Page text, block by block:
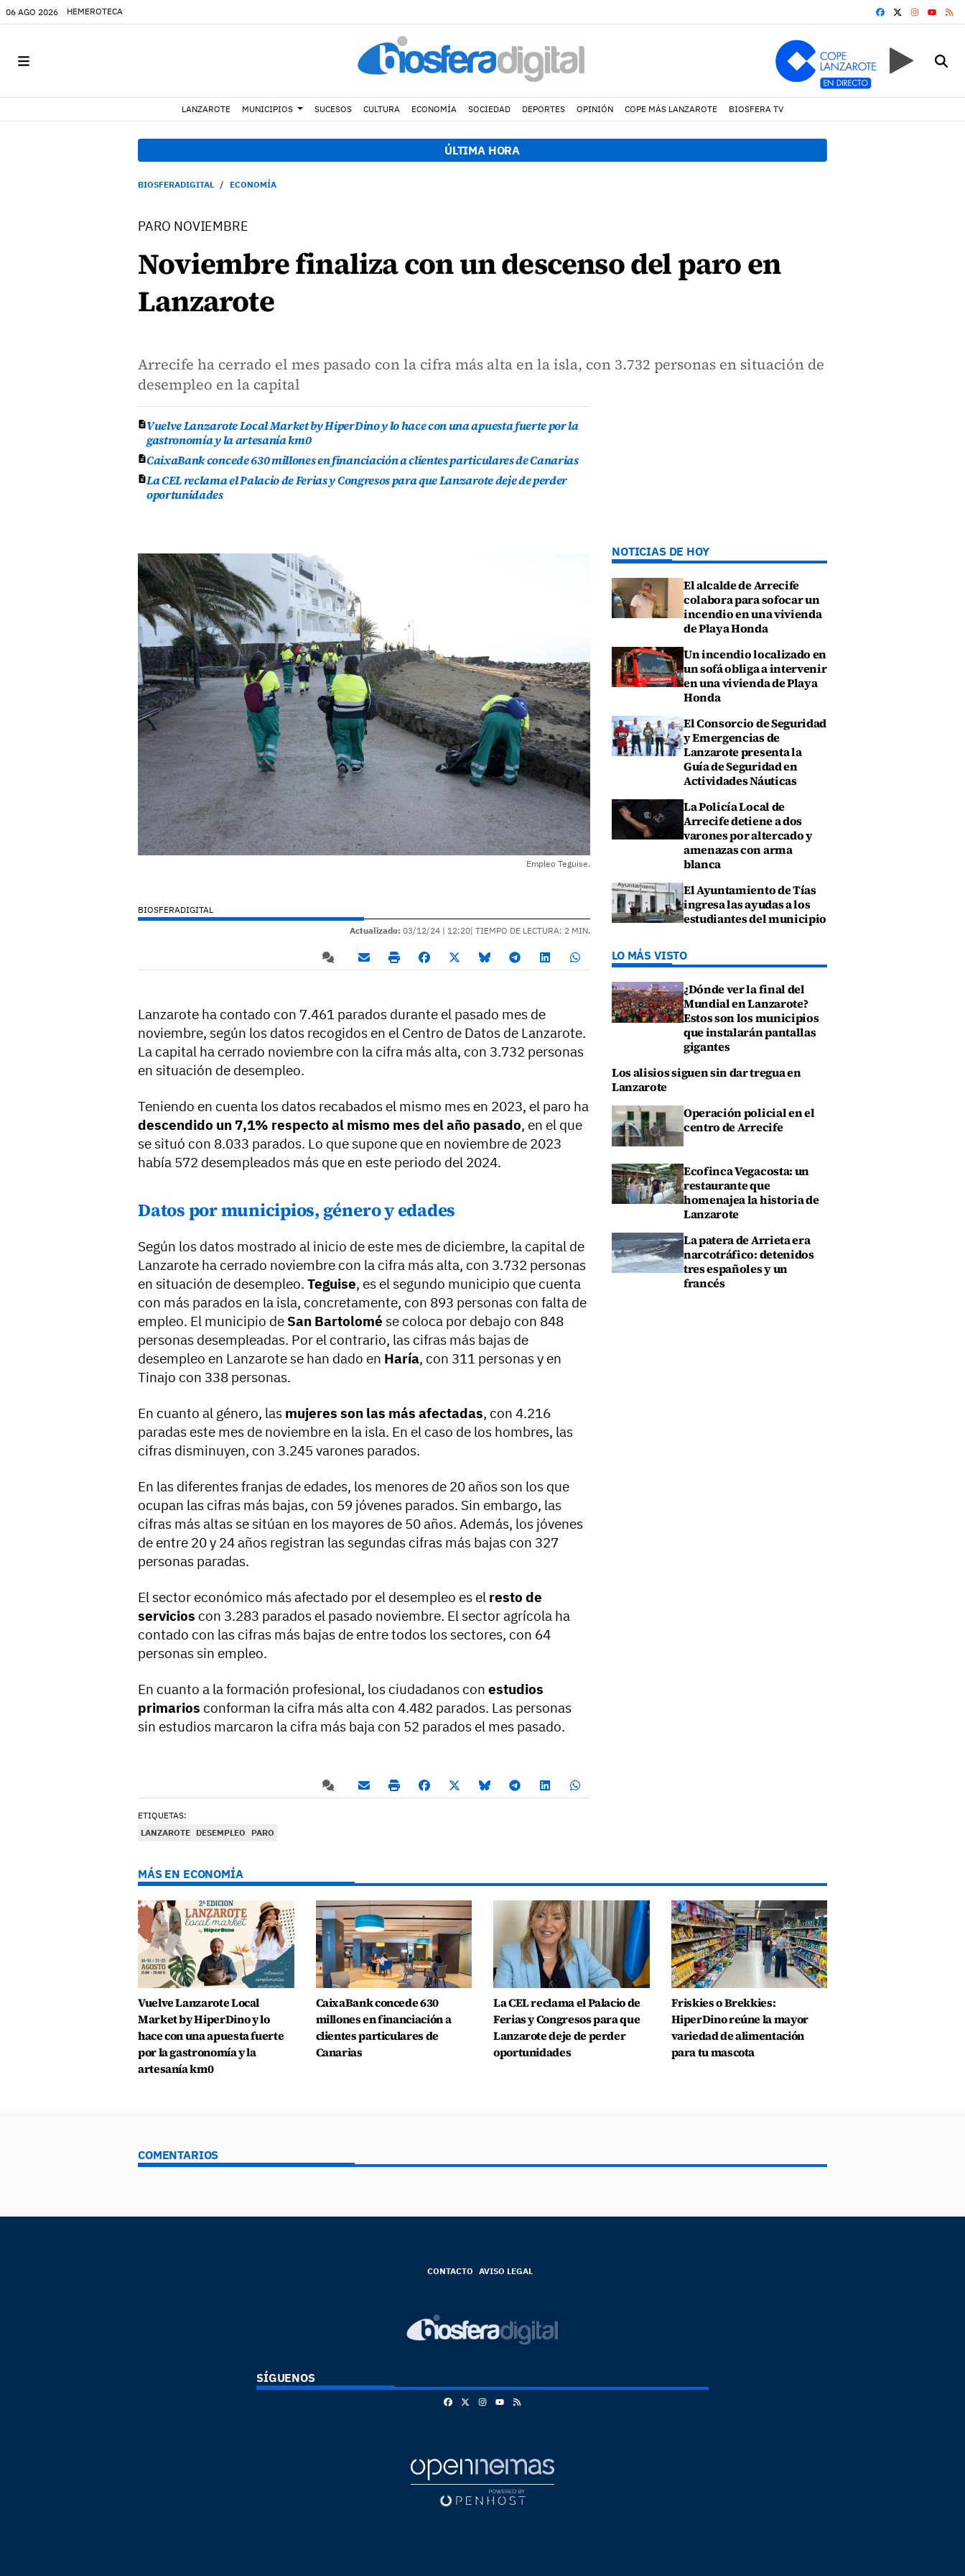
06 AGO 2026 HEMEROTECA FACEBOOK
YOUTUBE
LANZAROTE MUNICIPIOS SUCESOS CULTURA ECONOMÍA SOCIEDAD DEPORTES OPINIÓN COPE MÁS LANZAROTE BIOSFERA TV
ÚLTIMA HORA
BIOSFERADIGITAL ECONOMÍA
PARO NOVIEMBRE
Noviembre finaliza con un descenso del paro en
Lanzarote
Arrecife ha cerrado el mes pasado con la cifra más alta en la isla, con 3.732 personas en situación de
desempleo en la capital
Vuelve Lanzarote Local Market by HiperDino y lo hace con una apuesta fuerte por la
gastronomía y la artesanía km0
CaixaBank concede 630 millones en financiación a clientes particulares de Canarias
La CEL reclama el Palacio de Ferias y Congresos para que Lanzarote deje de perder
oportunidades
Empleo Teguise.
BIOSFERADIGITAL
Actualizado: 03/12/24 | 12:20| TIEMPO DE LECTURA: 2 MIN.
Lanzarote ha contado con 7.461 parados durante el pasado mes de
noviembre, según los datos recogidos en el Centro de Datos de Lanzarote.
La capital ha cerrado noviembre con la cifra más alta, con 3.732 personas
en situación de desempleo.
Teniendo en cuenta los datos recabados el mismo mes en 2023, el paro ha
descendido un 7,1% respecto al mismo mes del año pasado, en el que
se situó con 8.033 parados. Lo que supone que en noviembre de 2023
había 572 desempleados más que en este periodo del 2024.
Datos por municipios, género y edades
Según los datos mostrado al inicio de este mes de diciembre, la capital de
Lanzarote ha cerrado noviembre con la cifra más alta, con 3.732 personas
en situación de desempleo. Teguise, es el segundo municipio que cuenta
con más parados en la isla, concretamente, con 893 personas con falta de
empleo. El municipio de San Bartolomé se coloca por debajo con 848
personas desempleadas. Por el contrario, las cifras más bajas de
desempleo en Lanzarote se han dado en Haría, con 311 personas y en
Tinajo con 338 personas.
En cuanto al género, las mujeres son las más afectadas, con 4.216
paradas este mes de noviembre en la isla. En el caso de los hombres, las
cifras disminuyen, con 3.245 varones parados.
En las diferentes franjas de edades, los menores de 20 años son los que
ocupan las cifras más bajas, con 59 jóvenes parados. Sin embargo, las
cifras más altas se sitúan en los mayores de 50 años. Además, los jóvenes
de entre 20 y 24 años registran las segundas cifras más bajas con 327
personas paradas.
El sector económico más afectado por el desempleo es el resto de
servicios con 3.283 parados el pasado noviembre. El sector agrícola ha
contado con las cifras más bajas de entre todos los sectores, con 64
personas sin empleo.
En cuanto a la formación profesional, los ciudadanos con estudios
primarios conforman la cifra más alta con 4.482 parados. Las personas
sin estudios marcaron la cifra más baja con 52 parados el mes pasado.
ETIQUETAS:
LANZAROTE DESEMPLEO PARO
NOTICIAS DE HOY
El alcalde de Arrecife
colabora para sofocar un
incendio en una vivienda
de Playa Honda
Un incendio localizado en
un sofá obliga a intervenir
en una vivienda de Playa
Honda
El Consorcio de Seguridad
y Emergencias de
Lanzarote presenta la
Guía de Seguridad en
Actividades Náuticas
La Policía Local de
Arrecife detiene a dos
varones por altercado y
amenazas con arma
blanca
El Ayuntamiento de Tías
ingresa las ayudas a los
estudiantes del municipio
LO MÁS VISTO
¿Dónde ver la final del
Mundial en Lanzarote?
Estos son los municipios
que instalarán pantallas
gigantes
Los alisios siguen sin dar tregua en
Lanzarote
Operación policial en el
centro de Arrecife
Ecofinca Vegacosta: un
restaurante que
homenajea la historia de
Lanzarote
La patera de Arrieta era
narcotráfico: detenidos
tres españoles y un
francés
MÁS EN ECONOMÍA
Vuelve Lanzarote Local
Market by HiperDino y lo
hace con una apuesta fuerte
por la gastronomía y la
artesanía km0
CaixaBank concede 630
millones en financiación a
clientes particulares de
Canarias
La CEL reclama el Palacio de
Ferias y Congresos para que
Lanzarote deje de perder
oportunidades
Friskies o Brekkies:
HiperDino reúne la mayor
variedad de alimentación
para tu mascota
COMENTARIOS
CONTACTO AVISO LEGAL
SÍGUENOS
FacebookInstagram